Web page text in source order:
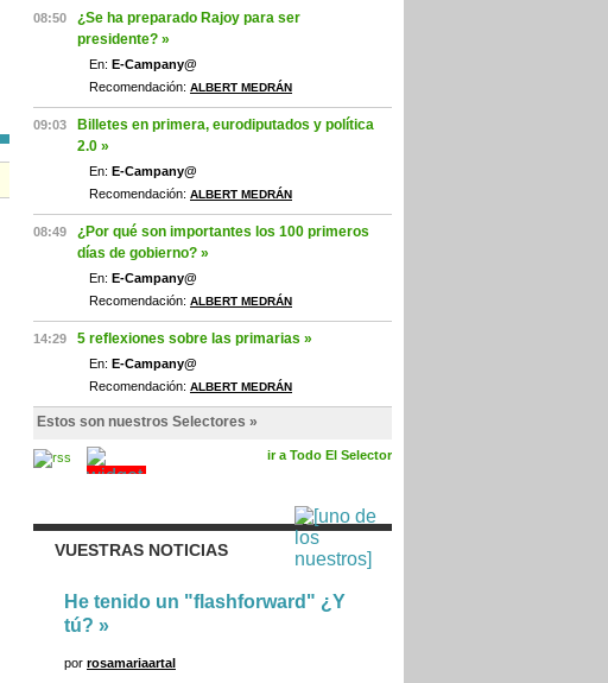
08:50
¿Se ha preparado Rajoy para ser
presidente? »
En: E-Campany@
Recomendación: ALBERT MEDRÁN
09:03
Billetes en primera, eurodiputados y política
2.0 »
En: E-Campany@
Recomendación: ALBERT MEDRÁN
08:49
¿Por qué son importantes los 100 primeros
días de gobierno? »
En: E-Campany@
Recomendación: ALBERT MEDRÁN
14:29 5 reflexiones sobre las primarias »
En: E-Campany@
Recomendación: ALBERT MEDRÁN
Estos son nuestros Selectores »
ir a Todo El Selector
VUESTRAS NOTICIAS
He tenido un "flashforward" ¿Y
tú? »
por rosamariaartal